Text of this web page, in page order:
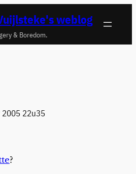
weblog
& Boredom.
22u35
?